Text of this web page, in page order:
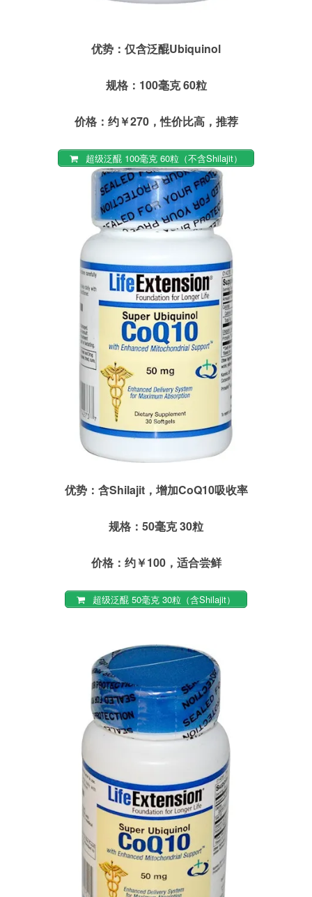
优势：仅含泛醌Ubiquinol
规格：100毫克 60粒
价格：约￥270，性价比高，推荐
超级泛醌 100毫克 60粒（不含Shilajit）
优势：含Shilajit，增加CoQ10吸收率
规格：50毫克 30粒
价格：约￥100，适合尝鲜
超级泛醌 50毫克 30粒（含Shilajit）